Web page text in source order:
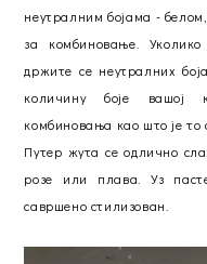
неутралним бојама -
за комбиновање.
држите се неутралних
количину боје вашој
комбиновања као што је то
Путер жута се одлично
розе или плава. Уз
савршено стилизован.